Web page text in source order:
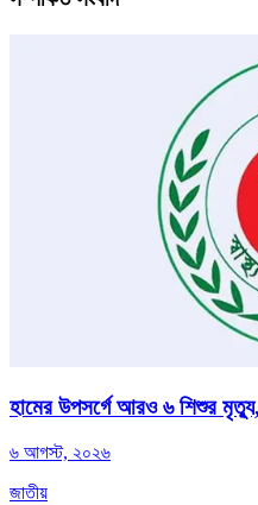
হামের উপসর্গে আরও ৬ শিশুর
৬ আগস্ট, ২০২৬
জাতীয়